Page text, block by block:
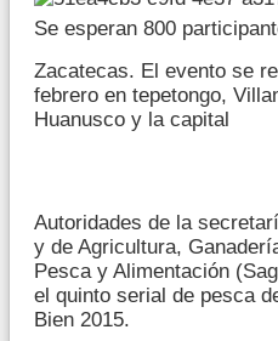
Se esperan 800
Zacatecas. El evento se
febrero en tepetongo,
Huanusco y la capital
Autoridades de la
y de Agricultura,
Pesca y Alimentación
el quinto serial de pesca
Bien 2015.